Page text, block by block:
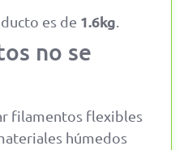
es de 1.6kg.
no se
filamentos flexibles
húmedos